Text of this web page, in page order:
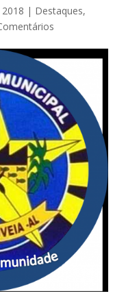
| Destaques,